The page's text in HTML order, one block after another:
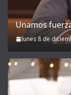
Unamos
lunes 8 de